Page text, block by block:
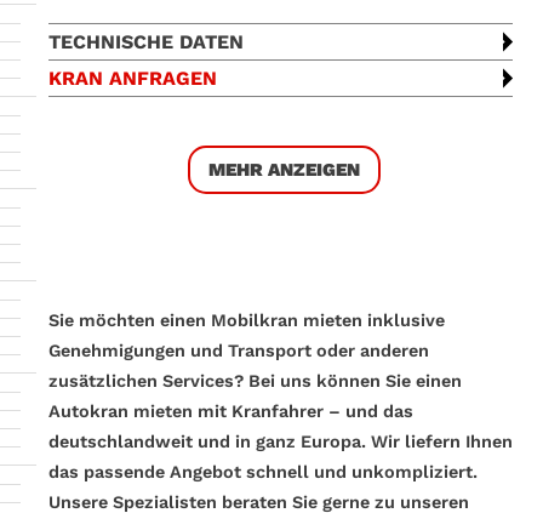
TECHNISCHE DATEN
KRAN ANFRAGEN
MEHR ANZEIGEN
Sie möchten einen Mobilkran mieten inklusive
Genehmigungen und Transport oder anderen
zusätzlichen Services? Bei uns können Sie einen
Autokran mieten mit Kranfahrer – und das
deutschlandweit und in ganz Europa. Wir liefern Ihnen
das passende Angebot schnell und unkompliziert.
Unsere Spezialisten beraten Sie gerne zu unseren